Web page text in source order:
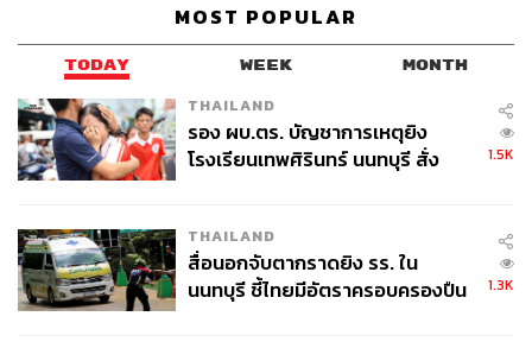
ตุ้นการบริโภค (Special Action Plan) ซึ่งรายละเอียดของ
นโยบายมุ่งเน้นการเปลี่ยนผ่านไปสู่โครงสร้างเศรษฐกิจที่
พึ่งพาการบริโภคในประเทศ
ในแผนการกระตุ้นการบริโภค (Special Action Plan) ของ
ทางการจีน ได้ระบุถึงแผนในการส่งเสริมการบริโภคทั้งใน
แลกของใหม่ (Trade-in Program) และแนวทางการเพิ่มราย
ได้ให้กับครัวเรือนผ่านสวัสดิการต่างๆ ดังนี้
โครงการของเก่าแลกของใหม่ (Trade-in Program) จะ
MOST POPULAR
TODAY WEEK MONTH
THAILAND
รอง ผบ.ตร. บัญชาการเหตุยิง
โรงเรียนเทพศิรินทร์ นนทบุรี สั่ง
1.5K
THAILAND
สื่อนอกจับตากราดยิง รร. ใน
นนทบุรี ชี้ไทยมีอัตราครอบครองปืน
1.3K